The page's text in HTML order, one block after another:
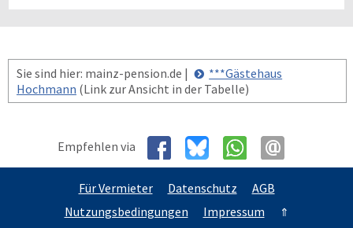
Sie sind hier: mainz-pension.de |
***Gästehaus
Hochmann (Link zur Ansicht in der Tabelle)
Empfehlen via
Für Vermieter Datenschutz
AGB
Nutzungsbedingungen
Impressum ⇑